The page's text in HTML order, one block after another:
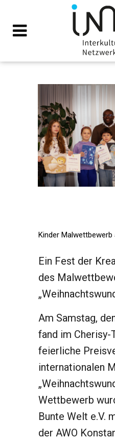
Kinder Malwettbewerb
Ein Fest der
des
Am Samstag,
fand im
feierliche
internationalen
Wettbewerb
Bunte Welt e.V.
der AWO